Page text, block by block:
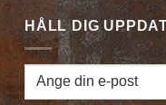
HÅLL DIG